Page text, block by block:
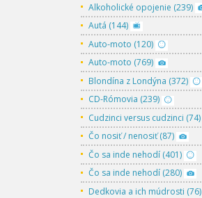
Alkoholické opojenie (239)
Autá (144)
Auto-moto (120)
Auto-moto (769)
Blondína z Londýna (372)
CD-Rómovia (239)
Cudzinci versus cudzinci (74)
Čo nosiť / nenosiť (87)
Čo sa inde nehodí (401)
Čo sa inde nehodí (280)
Dedkovia a ich múdrosti (76)